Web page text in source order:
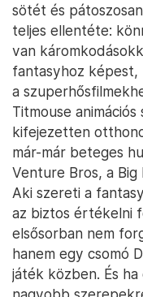
sötét és
teljes ellentéte:
van
fantasyhoz képest,
a
Titmouse
kifejezetten
már-már beteges
Venture Bros, a
Aki szereti a
az biztos értékelni
elsősorban nem
hanem egy csomó
játék közben. És